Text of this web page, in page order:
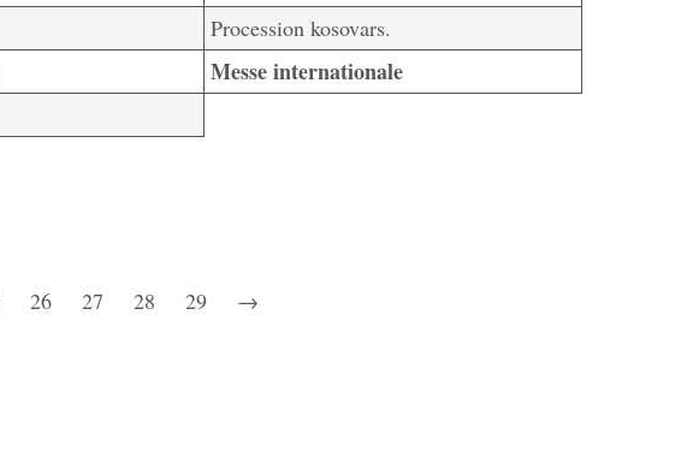
Procession kosovars.
Messe internationale
26 27 28 29 →